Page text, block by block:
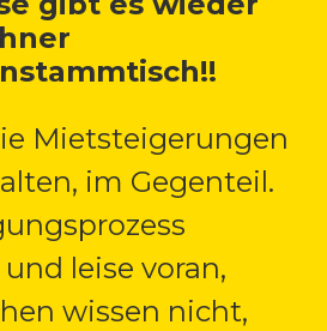
Mietsteigerungen
im Gegenteil.
leise voran,
wissen nicht,